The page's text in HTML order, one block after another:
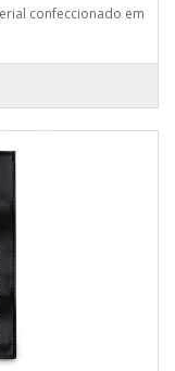
confeccionado em